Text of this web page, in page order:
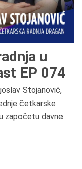
u
EP 074
Stojanović,
četkarske
započetu davne